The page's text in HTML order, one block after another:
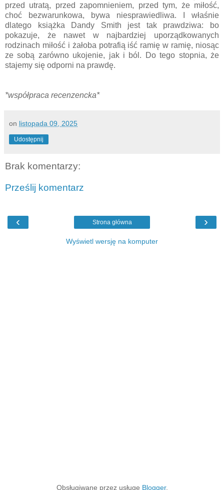
przed utratą, przed zapomnieniem, przed tym, że miłość,
choć bezwarunkowa, bywa niesprawiedliwa. I właśnie
dlatego książka Dandy Smith jest tak prawdziwa: bo
pokazuje, że nawet w najbardziej uporządkowanych
rodzinach miłość i żałoba potrafią iść ramię w ramię, niosąc
ze sobą zarówno ukojenie, jak i ból. Do tego stopnia, że
stajemy się odporni na prawdę.
*współpraca recenzencka*
on listopada 09, 2025
Udostępnij
Brak komentarzy:
Prześlij komentarz
‹ ›
Strona główna
Wyświetl wersję na komputer
Obsługiwane przez usługę Blogger.